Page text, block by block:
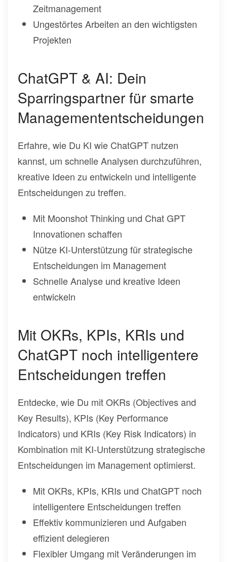
Zeitmanagement
Ungestörtes Arbeiten an den wichtigsten
Projekten
ChatGPT & AI: Dein
Sparringspartner für smarte
Managemententscheidungen
Erfahre, wie Du KI wie ChatGPT nutzen
kannst, um schnelle Analysen durchzuführen,
kreative Ideen zu entwickeln und intelligente
Entscheidungen zu treffen.
Mit Moonshot Thinking und Chat GPT
Innovationen schaffen
Nütze KI-Unterstützung für strategische
Entscheidungen im Management
Schnelle Analyse und kreative Ideen
entwickeln
Mit OKRs, KPIs, KRIs und
ChatGPT noch intelligentere
Entscheidungen treffen
Entdecke, wie Du mit OKRs (Objectives and
Key Results), KPIs (Key Performance
Indicators) und KRIs (Key Risk Indicators) in
Kombination mit KI-Unterstützung strategische
Entscheidungen im Management optimierst.
Mit OKRs, KPIs, KRIs und ChatGPT noch
intelligentere Entscheidungen treffen
Effektiv kommunizieren und Aufgaben
effizient delegieren
Flexibler Umgang mit Veränderungen im